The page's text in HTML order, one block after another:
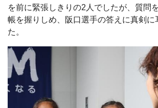
を前に緊張しきりの2人でしたが、質問
帳を握りしめ、阪口選手の答えに真剣に
た。